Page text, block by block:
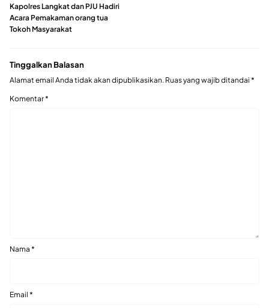
Kapolres Langkat dan PJU Hadiri
Acara Pemakaman orang tua
Tokoh Masyarakat
Tinggalkan Balasan
Alamat email Anda tidak akan dipublikasikan. Ruas yang wajib ditandai *
Komentar*
Nama *
Email *